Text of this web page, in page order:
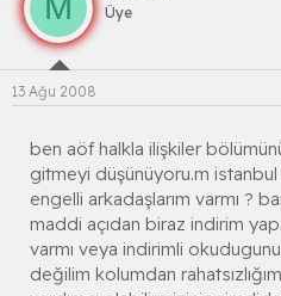
u
y
a
l
a
t
a
n
a
ç
a
r
h
i
Üye
13 Ağu 2008
ben aöf halkla ilişkiler
gitmeyi düşünüyoru.m
engelli arkadaşlarım varmı ?
maddi açıdan biraz indirim
varmı veya indirimli
değilim kolumdan